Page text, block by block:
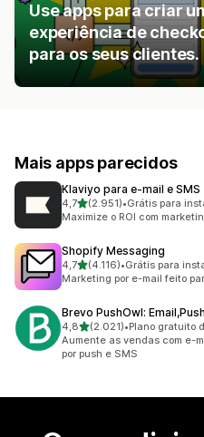
Use apps para criar
experiência de
para os seus clientes.
Mais apps parecidos
Klaviyo para e‑mail e SMS
4,7de 5 estrelas
(2.951)
2951 avaliações ao todo
•Grátis para
Maximize o ROI com
Shopify Messaging
4,7de 5 estrelas
(4.116)
4116 avaliações ao todo
•Grátis para
Marketing por e-mail feito
Brevo PushOwl:
4,8de 5 estrelas
(2.021)
2021 avaliações ao todo
•Plano gratuito
Aumente as vendas com e-
por push e SMS